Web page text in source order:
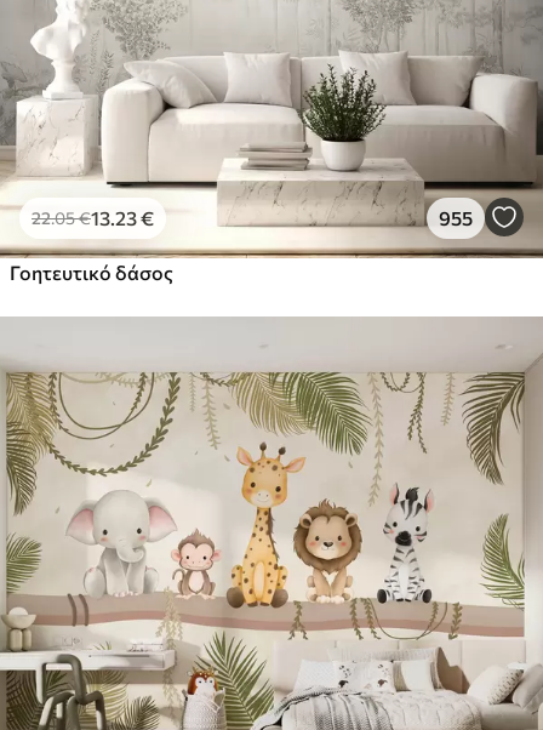
22.05€13 .23€ 955
Γοητευτικό δάσος